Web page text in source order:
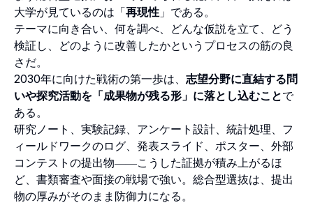
大学が見ているのは「再現性 」である。
テーマに向き合い、何を調べ、どんな仮説を立て、どう
検証し、どのように改善したかというプロセスの筋の良
さだ。
2030年に向けた戦術の第一歩は、 志望分野に直結する問
いや探究活動を「成果物が残る形」に落とし込むことで
ある。
研究ノート、実験記録、アンケート設計、統計処理、フ
ィールドワークのログ、発表スライド、ポスター、外部
コンテストの提出物――こうした証拠が積み上がるほ
ど、書類審査や面接の戦場で強い。総合型選抜は、提出
物の厚みがそのまま防御力になる。